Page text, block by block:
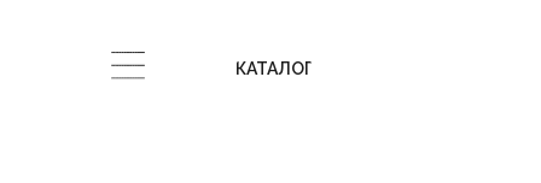
КАТАЛОГ
КАТАЛОГ